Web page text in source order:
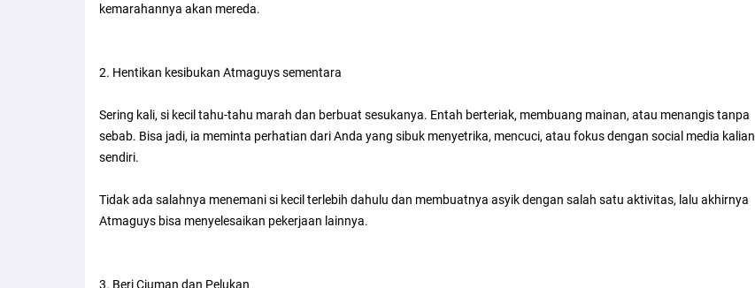
kemarahannya akan mereda.
2. Hentikan kesibukan Atmaguys sementara
Sering kali, si kecil tahu-tahu marah dan berbuat sesukanya. Entah berteriak, membuang mainan, atau menangis tanpa
sebab. Bisa jadi, ia meminta perhatian dari Anda yang sibuk menyetrika, mencuci, atau fokus dengan social media kalian
sendiri.
Tidak ada salahnya menemani si kecil terlebih dahulu dan membuatnya asyik dengan salah satu aktivitas, lalu akhirnya
Atmaguys bisa menyelesaikan pekerjaan lainnya.
3. Beri Ciuman dan Pelukan